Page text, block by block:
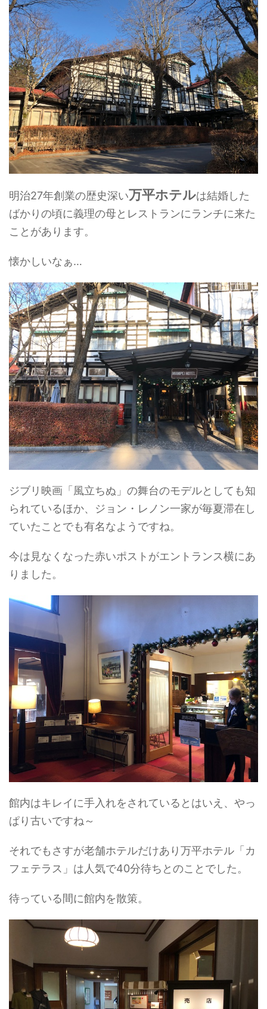
明治27年創業の歴史深い万平ホテルは結婚した
ばかりの頃に義理の母とレストランにランチに来た
ことがあります。
懐かしいなぁ…
ジブリ映画「風立ちぬ」の舞台のモデルとしても知
られているほか、ジョン・レノン一家が毎夏滞在し
ていたことでも有名なようですね。
今は見なくなった赤いポストがエントランス横にあ
りました。
館内はキレイに手入れをされているとはいえ、やっ
ぱり古いですね～
それでもさすが老舗ホテルだけあり万平ホテル「カ
フェテラス」は人気で40分待ちとのことでした。
待っている間に館内を散策。